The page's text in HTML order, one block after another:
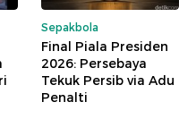
Sepakbola
Final Piala Presiden
2026: Persebaya
Tekuk Persib via Adu
Penalti